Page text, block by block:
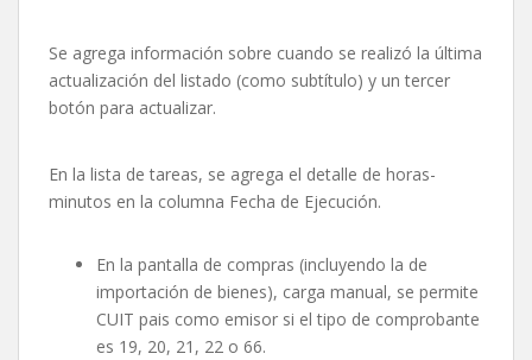
Se agrega información sobre cuando se realizó la última
actualización del listado (como subtítulo) y un tercer
botón para actualizar.
En la lista de tareas, se agrega el detalle de horas-
minutos en la columna Fecha de Ejecución.
En la pantalla de compras (incluyendo la de
importación de bienes), carga manual, se permite
CUIT pais como emisor si el tipo de comprobante
es 19, 20, 21, 22 o 66.